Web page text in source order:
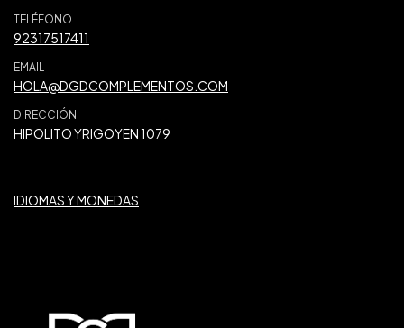
TELÉFONO
92317517411
EMAIL
HOLA@DGDCOMPLEMENTOS.COM
DIRECCIÓN
HIPOLITO YRIGOYEN 1079
IDIOMAS Y MONEDAS